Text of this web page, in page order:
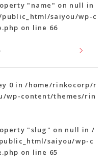
"name" on null in
saiyou/wp-c
on line 66
0 in/home/rinkocorp/r
wp-content/themes/rin
"slug" on null in /
saiyou/wp-c
on line 65